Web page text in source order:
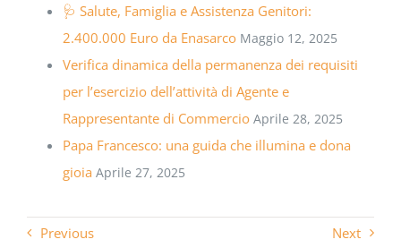
🩺 Salute, Famiglia e Assistenza Genitori:
2.400.000 Euro da Enasarco Maggio 12, 2025
Verifica dinamica della permanenza dei requisiti
per l’esercizio dell’attività di Agente e
Rappresentante di Commercio Aprile 28, 2025
Papa Francesco: una guida che illumina e dona
gioia Aprile 27, 2025
Previous Next